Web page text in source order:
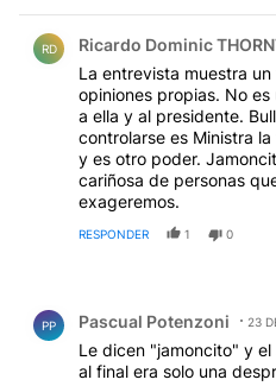
RD Ricardo Dominic
La entrevista muestra
opiniones propias. No
a ella y al presidente.
controlarse es Ministra
y es otro poder.
cariñosa de personas
exageremos.
RESPONDER 1 0
PP Pascual Potenzoni 23
Le dicen "jamoncito" y
al final era solo una